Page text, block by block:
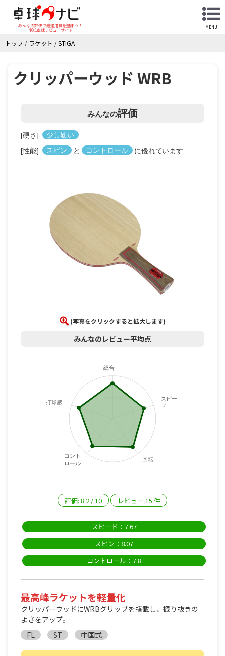
みんなの評価で最適用具を選ぼう！
NO.1卓球レビューサイト
MENU
トップ / ラケット /STIGA
クリッパーウッド WRB
みんなの評価
[硬さ]
少し硬い
[性能]
スピン と コントロール に優れています
(写真をクリックすると拡大します)
みんなのレビュー平均点
総合
スピー
ド
回転
コント
ロール
打球感
評価: 8.2 / 10 レビュー 15 件
スピード：7.67
スピン：8.07
コントロール：7.8
最高峰ラケットを軽量化
クリッパーウッドにWRBグリップを搭載し、振り抜きの
よさをアップ。
FL
ST 中国式